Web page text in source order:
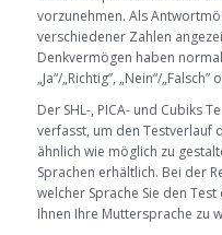
vorzunehmen. Als
verschiedener Zahlen
Denkvermögen haben
„Ja“/„Richtig”, „Nein“/„Falsch”
Der SHL-, PICA- und Cubiks
verfasst, um den Testverlauf
ähnlich wie möglich zu
Sprachen erhältlich. Bei der
welcher Sprache Sie den
Ihnen Ihre Muttersprache zu